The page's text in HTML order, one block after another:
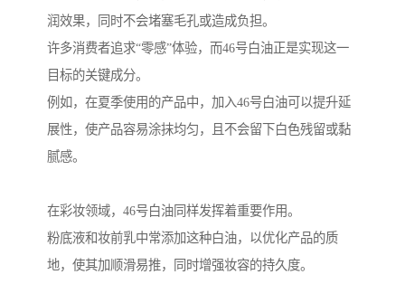
润效果，同时不会堵塞毛孔或造成负担。
许多消费者追求“零感”体验，而46号白油正是实现这一
目标的关键成分。
例如，在夏季使用的产品中，加入46号白油可以提升延
展性，使产品容易涂抹均匀，且不会留下白色残留或黏
腻感。
在彩妆领域，46号白油同样发挥着重要作用。
粉底液和妆前乳中常添加这种白油，以优化产品的质
地，使其加顺滑易推，同时增强妆容的持久度。